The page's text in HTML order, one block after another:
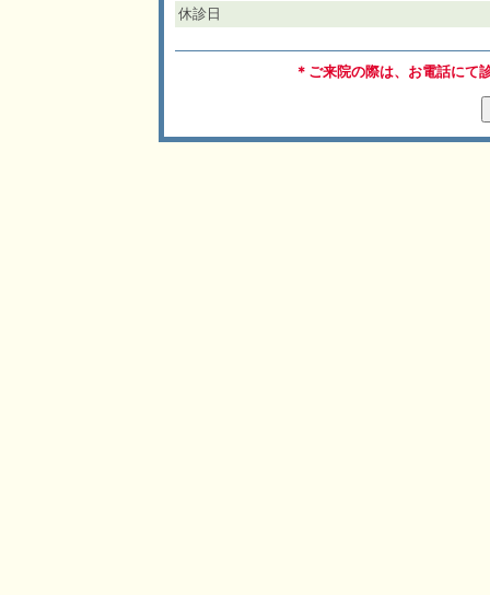
休診日
＊ご来院の際は、お電話にて